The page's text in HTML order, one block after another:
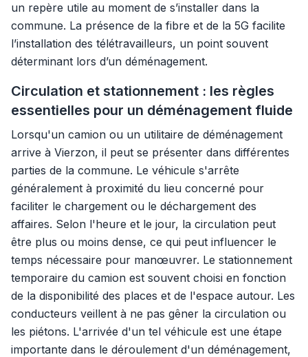
un repère utile au moment de s’installer dans la
commune. La présence de la fibre et de la 5G facilite
l’installation des télétravailleurs, un point souvent
déterminant lors d’un déménagement.
Circulation et stationnement : les règles
essentielles pour un déménagement fluide
Lorsqu'un camion ou un utilitaire de déménagement
arrive à Vierzon, il peut se présenter dans différentes
parties de la commune. Le véhicule s'arrête
généralement à proximité du lieu concerné pour
faciliter le chargement ou le déchargement des
affaires. Selon l'heure et le jour, la circulation peut
être plus ou moins dense, ce qui peut influencer le
temps nécessaire pour manœuvrer. Le stationnement
temporaire du camion est souvent choisi en fonction
de la disponibilité des places et de l'espace autour. Les
conducteurs veillent à ne pas gêner la circulation ou
les piétons. L'arrivée d'un tel véhicule est une étape
importante dans le déroulement d'un déménagement,